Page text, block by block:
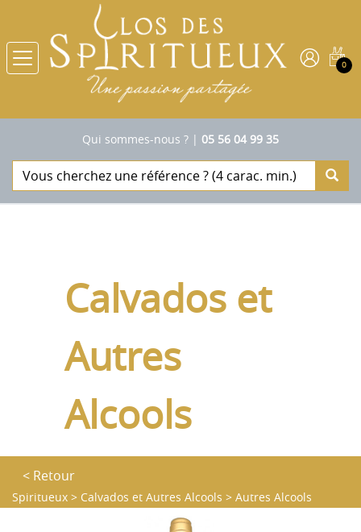
0
Qui sommes-nous ? | 05 56 04 99 35
Calvados et
Autres
Alcools
< Retour
Spiritueux > Calvados et Autres Alcools > Autres Alcools